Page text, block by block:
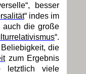
besser
“ indes im
auch die große
“.
die
zum Ergebnis
letztlich viele